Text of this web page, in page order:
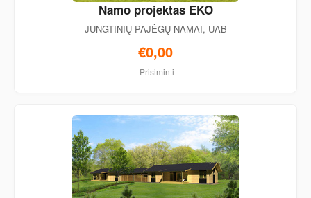
Namo projektas EKO
JUNGTINIŲ PAJĖGŲ NAMAI, UAB
€0,00
Prisiminti